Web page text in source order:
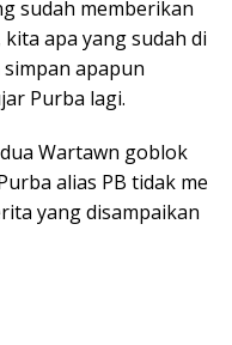
sudah memberikan
apa yang sudah di
apapun
Purba lagi.
Wartawn goblok
alias PB tidak me
yang disampaikan